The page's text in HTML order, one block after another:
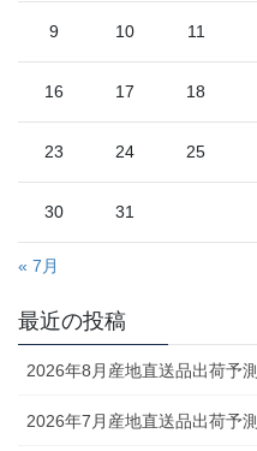
9 10 11
16 17 18
23 24 25
30 31
« 7月
最近の投稿
2026年8月産地直送品出荷予測
2026年7月産地直送品出荷予測